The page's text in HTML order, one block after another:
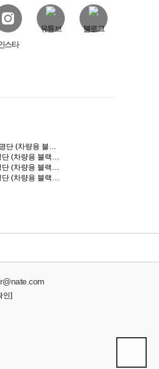
스타
유튜브 블로그
단 (차량용 블…
단 (차량용 블랙…
단 (차량용 블랙…
단 (차량용 블랙…
인]